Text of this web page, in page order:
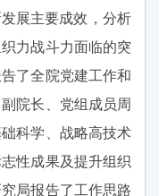
展主要成效，分析
力战斗力面临的突
了全院党建工作和
院长、党组成员周
科学、战略高技术
性成果及提升组织
局报告了工作思路